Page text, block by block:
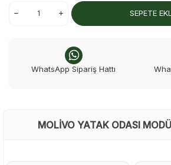
SEPETE
WhatsApp Sipariş Hattı
MOLIVO YATAK ODASI